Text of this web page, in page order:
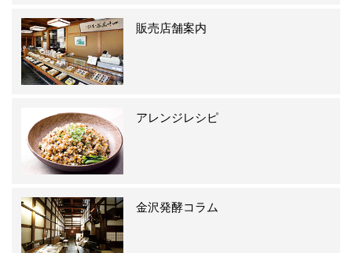
販売店舗案内
アレンジレシピ
金沢発酵コラム